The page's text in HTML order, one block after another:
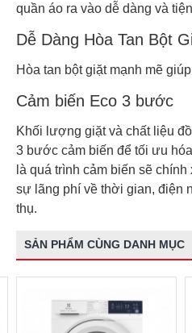
quần áo ra vào dễ dàng và
Dễ Dàng Hòa Tan Bột
Hòa tan bột giặt mạnh mẽ
Cảm biến Eco 3 bước
Khối lượng giặt và chất liệu
3 bước cảm biến để tối ưu
là quá trình cảm biến sẽ
sự lãng phí về thời gian, điện
thụ.
SẢN PHẨM CÙNG DANH MỤC